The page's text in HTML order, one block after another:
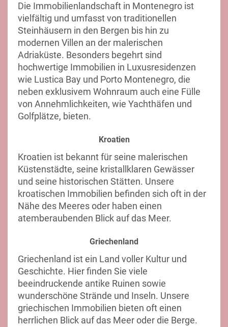
Die Immobilienlandschaft in Montenegro ist
vielfältig und umfasst von traditionellen
Steinhäusern in den Bergen bis hin zu
modernen Villen an der malerischen
Adriaküste. Besonders begehrt sind
hochwertige Immobilien in Luxusresidenzen
wie Lustica Bay und Porto Montenegro, die
neben exklusivem Wohnraum auch eine Fülle
von Annehmlichkeiten, wie Yachthäfen und
Golfplätze, bieten.
Kroatien
Kroatien ist bekannt für seine malerischen
Küstenstädte, seine kristallklaren Gewässer
und seine historischen Stätten. Unsere
kroatischen Immobilien befinden sich oft in der
Nähe des Meeres oder haben einen
atemberaubenden Blick auf das Meer.
Griechenland
Griechenland ist ein Land voller Kultur und
Geschichte. Hier finden Sie viele
beeindruckende antike Ruinen sowie
wunderschöne Strände und Inseln. Unsere
griechischen Immobilien bieten oft einen
herrlichen Blick auf das Meer oder die Berge.